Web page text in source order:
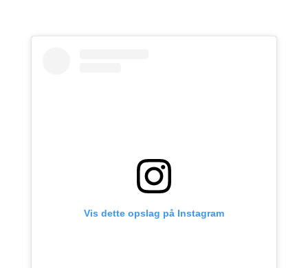
Vis dette opslag på Instagram